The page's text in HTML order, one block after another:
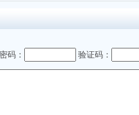
码： 验证码：